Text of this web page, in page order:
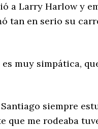
a Larry Harlow y
tan en serio su
muy simpática,
siempre
me rodeaba